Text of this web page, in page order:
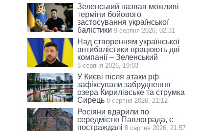
Зеленський назвав можливі
терміни бойового
застосування української
балістики 9 серпня 2026, 02:31
Над створенням української
антибалістики працюють дві
компанії – Зеленський
8 серпня 2026, 19:03
У Києві після атаки рф
зафіксували забруднення
озера Кирилівське та струмка
Сирець 8 серпня 2026, 21:12
Росіяни вдарили по
середмістю Павлограда, є
постраждалі 8 серпня 2026, 21:57